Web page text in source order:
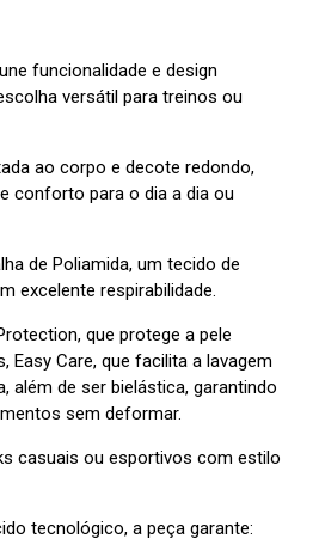
funcionalidade e design
versátil para treinos ou
ao corpo e decote redondo,
conforto para o dia a dia ou
de Poliamida, um tecido de
excelente respirabilidade.
que protege a pele
Easy Care, que facilita a lavagem
além de ser bielástica, garantindo
sem deformar.
casuais ou esportivos com estilo
tecnológico, a peça garante: